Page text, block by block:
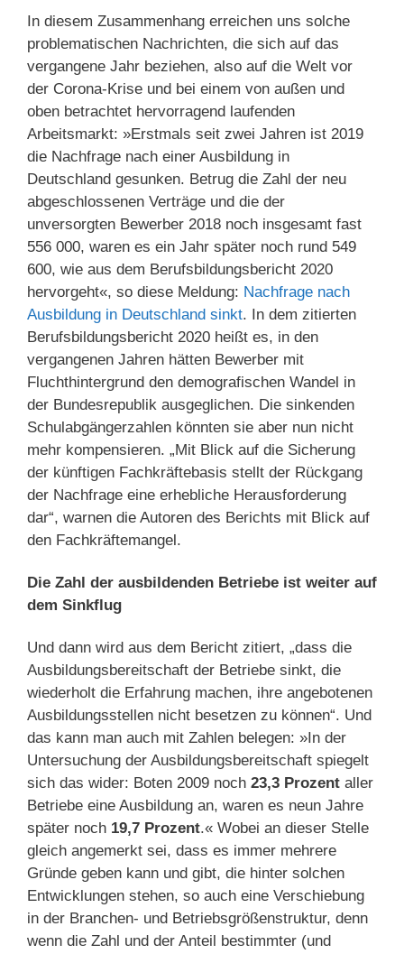
In diesem Zusammenhang erreichen uns solche
problematischen Nachrichten, die sich auf das
vergangene Jahr beziehen, also auf die Welt vor
der Corona-Krise und bei einem von außen und
oben betrachtet hervorragend laufenden
Arbeitsmarkt: »Erstmals seit zwei Jahren ist 2019
die Nachfrage nach einer Ausbildung in
Deutschland gesunken. Betrug die Zahl der neu
abgeschlossenen Verträge und die der
unversorgten Bewerber 2018 noch insgesamt fast
556 000, waren es ein Jahr später noch rund 549
600, wie aus dem Berufsbildungsbericht 2020
hervorgeht«, so diese Meldung: Nachfrage nach
Ausbildung in Deutschland sinkt. In dem zitierten
Berufsbildungsbericht 2020 heißt es, in den
vergangenen Jahren hätten Bewerber mit
Fluchthintergrund den demografischen Wandel in
der Bundesrepublik ausgeglichen. Die sinkenden
Schulabgängerzahlen könnten sie aber nun nicht
mehr kompensieren. „Mit Blick auf die Sicherung
der künftigen Fachkräftebasis stellt der Rückgang
der Nachfrage eine erhebliche Herausforderung
dar“, warnen die Autoren des Berichts mit Blick auf
den Fachkräftemangel.
Die Zahl der ausbildenden Betriebe ist weiter auf
dem Sinkflug
Und dann wird aus dem Bericht zitiert, „dass die
Ausbildungsbereitschaft der Betriebe sinkt, die
wiederholt die Erfahrung machen, ihre angebotenen
Ausbildungsstellen nicht besetzen zu können“. Und
das kann man auch mit Zahlen belegen: »In der
Untersuchung der Ausbildungsbereitschaft spiegelt
sich das wider: Boten 2009 noch 23,3 Prozent aller
Betriebe eine Ausbildung an, waren es neun Jahre
später noch 19,7 Prozent.« Wobei an dieser Stelle
gleich angemerkt sei, dass es immer mehrere
Gründe geben kann und gibt, die hinter solchen
Entwicklungen stehen, so auch eine Verschiebung
in der Branchen- und Betriebsgrößenstruktur, denn
wenn die Zahl und der Anteil bestimmter (und